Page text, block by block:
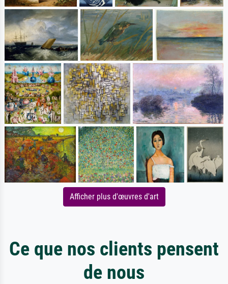
Afficher plus d'œuvres d'art
Ce que nos clients pensent
de nous